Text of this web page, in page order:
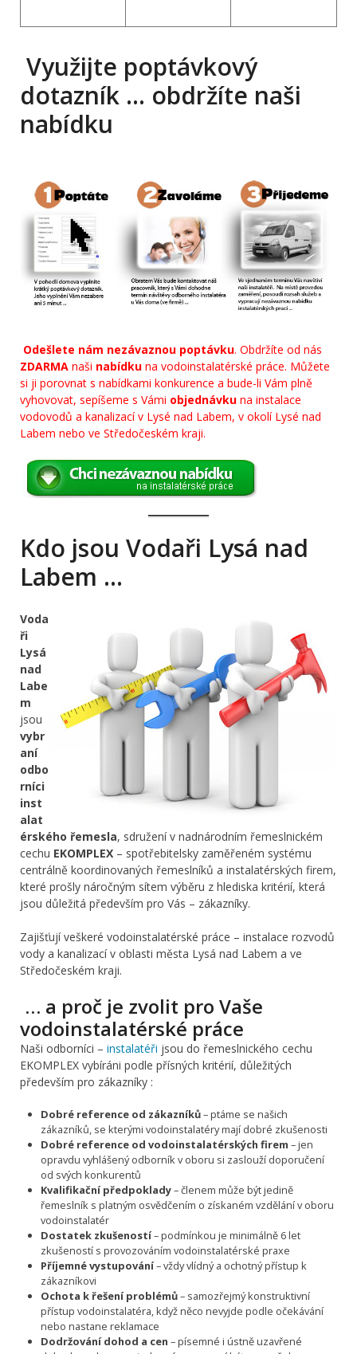
Využijte poptávkový
dotazník … obdržíte naši
nabídku
Odešlete nám nezávaznou poptávku. Obdržíte od nás
ZDARMA naši nabídku na vodoinstalatérské práce. Můžete
si ji porovnat s nabídkami konkurence a bude-li Vám plně
vyhovovat, sepíšeme s Vámi objednávku na instalace
vodovodů a kanalizací v Lysé nad Labem, v okolí Lysé nad
Labem nebo ve Středočeském kraji.
Kdo jsou Vodaři Lysá nad
Labem …
Voda
ři
Lysá
nad
Labe
m
jsou
vybr
aní
odbo
rníci
inst
alat
érského řemesla, sdružení v nadnárodním řemeslnickém
cechu EKOMPLEX – spotřebitelsky zaměřeném systému
centrálně koordinovaných řemeslníků a instalatérských firem,
které prošly náročným sítem výběru z hlediska kritérií, která
jsou důležitá především pro Vás – zákazníky.
Zajišťují veškeré vodoinstalatérské práce – instalace rozvodů
vody a kanalizací v oblasti města Lysá nad Labem a ve
Středočeském kraji.
… a proč je zvolit pro Vaše
vodoinstalatérské práce
Naši odborníci – instalatéři jsou do řemeslnického cechu
EKOMPLEX vybíráni podle přísných kritérií, důležitých
především pro zákazníky :
Dobré reference od zákazníků– ptáme se našich
zákazníků, se kterými vodoinstalatéry mají dobré zkušenosti
Dobré reference od vodoinstalatérských firem – jen
opravdu vyhlášený odborník v oboru si zaslouží doporučení
od svých konkurentů
Kvalifikační předpoklady– členem může být jedině
řemeslník s platným osvědčením o získaném vzdělání v oboru
vodoinstalatér
Dostatek zkušeností– podmínkou je minimálně 6 let
zkušeností s provozováním vodoinstalatérské praxe
Příjemné vystupování– vždy vlídný a ochotný přístup k
zákazníkovi
Ochota k řešení problémů– samozřejmý konstruktivní
přístup vodoinstalatéra, když něco nevyjde podle očekávání
nebo nastane reklamace
Dodržování dohod a cen – písemné i ústně uzavřené